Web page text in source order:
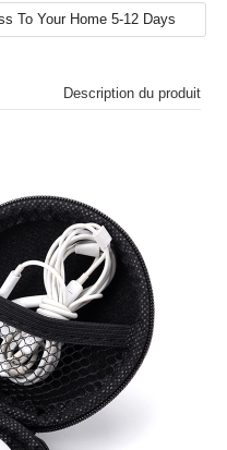
Description du produit